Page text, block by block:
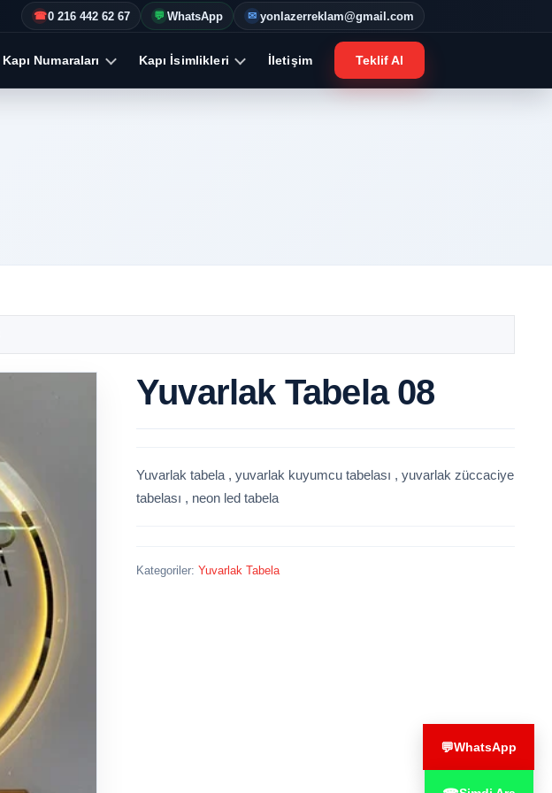
☎0 216 442 62 67 💬 WhatsApp ✉ yonlazerreklam@gmail.com
Kapı Numaraları Kapı İsimlikleri İletişim Teklif Al
Yuvarlak Tabela 08
Yuvarlak tabela , yuvarlak kuyumcu tabelası , yuvarlak züccaciye
tabelası , neon led tabela
Kategoriler: Yuvarlak Tabela
💬WhatsApp